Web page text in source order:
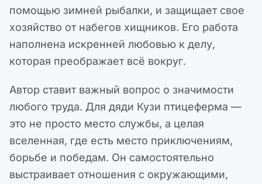
помощью зимней рыбалки, и защищает свое
хозяйство от набегов хищников. Его работа
наполнена искренней любовью к делу,
которая преображает всё вокруг.
Автор ставит важный вопрос о значимости
любого труда. Для дяди Кузи птицеферма —
это не просто место службы, а целая
вселенная, где есть место приключениям,
борьбе и победам. Он самостоятельно
выстраивает отношения с окружающими,